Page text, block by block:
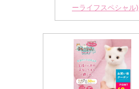
ーライフスペシャル)